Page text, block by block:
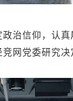
治信仰，认
网党委研究